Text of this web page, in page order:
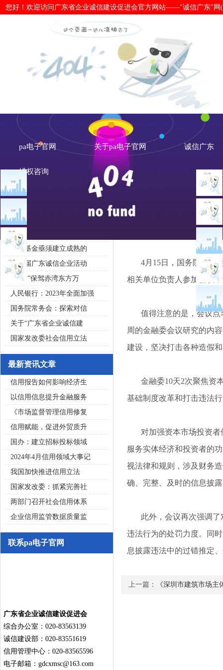
您好！欢迎访问广东省企业诚信建设促进会官方网站——"诚信广东"网
国务院金融委：对资本市场造假、
子官网
pa电子官网 关于pa电子官网 诚信广东
维权咨询
文章点击排行
重大突发公共卫生事件一
2020广东省守合同重信用企
私募基金亟须建立成熟的
第五届广东诚信企业活动
“诚信”保驾赤湾东方万
人民银行：2023年全面加强
国务院常务会：探索对信
关于“广东省企业诚信建
国家发改委社会信用立法
最新资讯文章
信用报告如何影响经济生
以信用信息提升金融服务
《市场监督管理信用修复
信用赋能，促进外贸质升
国办：建立招标投标领域
2024年4月信用领域大事记
我国加快推进信用立法
国家发改委：抓紧完善社
两部门召开社会信用体系
企业信用监管数据质量监
联系pa电子官网
广东省企业诚信建设促进会
综合办公室：020-83563139
诚信建设部：020-83551619
信用管理中心：020-83565596
电子邮箱： gdcxmsc@163.com
诚信新闻
4月15日，国务院金融委
相关单位负责人参加会议
值得注意的是，会议点
周的金融委会议研究的内
建设，坚决打击各种造假
金融委10天2次聚焦资本
基础制度改革和打击违法
对加强资本市场投资者
服务实体经济和投资者的
视法律和规则，涉及财务
确、完整、及时的信息披
此外，会议再次强调了
违法行为的处罚力度。同
息披露违法中的过错推定
上一篇： 《深圳市建筑市场